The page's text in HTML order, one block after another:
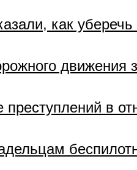
как
движения
преступлений в